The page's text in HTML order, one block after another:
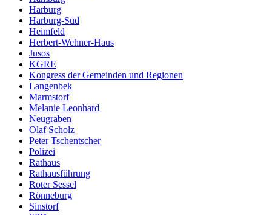
Harburg
Harburg-Süd
Heimfeld
Herbert-Wehner-Haus
Jusos
KGRE
Kongress der Gemeinden und Regionen
Langenbek
Marmstorf
Melanie Leonhard
Neugraben
Olaf Scholz
Peter Tschentscher
Polizei
Rathaus
Rathausführung
Roter Sessel
Rönneburg
Sinstorf